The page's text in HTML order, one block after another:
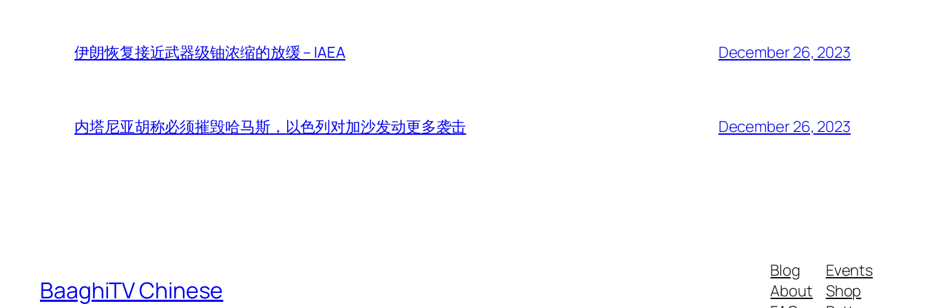
伊朗恢复接近武器级铀浓缩的放缓 – IAEA December 26, 2023
内塔尼亚胡称必须摧毁哈马斯，以色列对加沙发动更多袭击 December 26, 2023
BaaghiTV Chinese
Blog
About
Events
Shop